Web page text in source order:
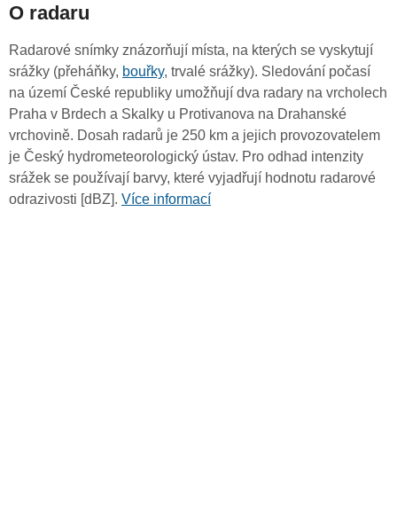
O radaru
Radarové snímky znázorňují místa, na kterých se vyskytují
srážky (přeháňky, bouřky, trvalé srážky). Sledování počasí
na území České republiky umožňují dva radary na vrcholech
Praha v Brdech a Skalky u Protivanova na Drahanské
vrchovině. Dosah radarů je 250 km a jejich provozovatelem
je Český hydrometeorologický ústav. Pro odhad intenzity
srážek se používají barvy, které vyjadřují hodnotu radarové
odrazivosti [dBZ]. Více informací